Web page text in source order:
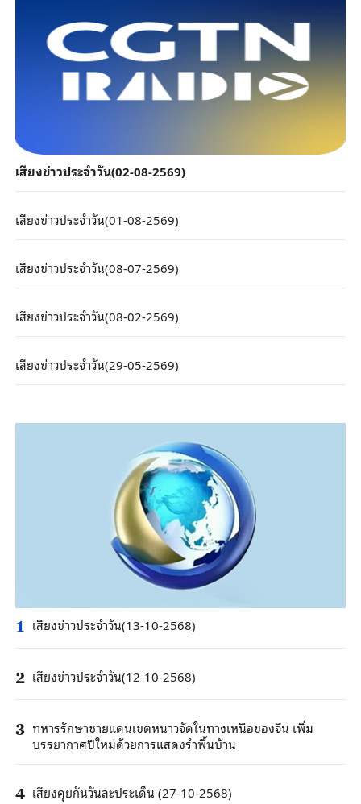
เสียงข่าวประจำวัน(02-08-2569)
เสียงข่าวประจำวัน(01-08-2569)
เสียงข่าวประจำวัน(08-07-2569)
เสียงข่าวประจำวัน(08-02-2569)
เสียงข่าวประจำวัน(29-05-2569)
1 เสียงข่าวประจำวัน(13-10-2568)
2 เสียงข่าวประจำวัน(12-10-2568)
3 ทหารรักษาชายแดนเขตหนาวจัดในทางเหนือของจีน เพิ่ม
บรรยากาศปีใหม่ด้วยการแสดงรำพื้นบ้าน
4 เสียงคุยกันวันละประเด็น (27-10-2568)